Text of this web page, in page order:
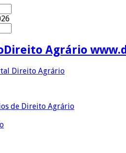
Direito Agrário
de Direito Agrário